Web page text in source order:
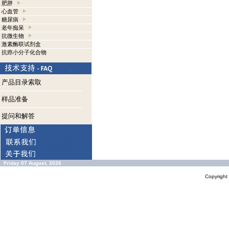
肥胖
心血管
糖尿病
老年痴呆
抗微生物
激素酶联试剂盒
抗癌小分子化合物
产品目录索取
样品准备
提问和解答
Friday 07 August, 2026